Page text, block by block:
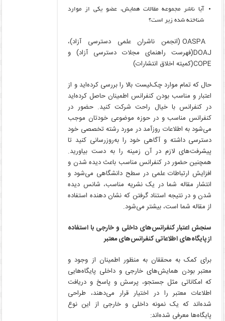
آیا ناشر مجموعه مقالات همایش، عضو یکی از موارد
شناخته شده زیر است؟
OASPA (انجمن ناشران علمی دسترسی آزاد)،
DOAJ(فهرست راهنمای مجلات دسترسی آزاد) و
COPE(کمیته اخلاق انتشارات)
حال که تمام موارد چک‌لیست بالا را بررسی کرده‌اید و از
اعتبار و مناسب بودن کنفرانس اطمینان حاصل کرده‌اید
در کنفرانس با خیال راحت شرکت کنید. حضور در
کنفرانس‌ مناسب و در حوزه موضوعی خودتان موجب
می‌شود به اطلاعات روزآمد در مورد رشته تخصصی خود
دسترسی داشته و آگاهی خود را به‌روزرسانی کنید تا
پیشرفت‌های لازم در آن زمینه را به دست بیاورید.
همچنین حضور در کنفرانس مناسب باعث دیده شدن و
افزایش ارتباطات علمی در سطح دانشگاهی می‌شود و
انتشار مقاله شما در یک نشریه مناسب، شانس دیده
شدن و در نتیجه استناد گرفتن که نشان دهنده استفاده
از مقاله شما است، بیشتر می‌شود.
سنجش اعتبار کنفرانس‌های داخلی و خارجی با استفاده
از پایگاه‌های اطلاعاتی کنفرانس‌های معتبر
برای کمک به محققان به منظور اطمینان از وجود و
معتبر بودن همایش‌های خارجی و داخلی پایگاه‌هایی
که امکاناتی مثل جستجو، پرسش و پاسخ و دریافت
اطلاعات معتبر را در اختیار قرار می‌دهند، طراحی
شده‌اند که یک نمونه داخلی و خارجی از این نوع
پایگاه‌ها معرفی شده‌اند: